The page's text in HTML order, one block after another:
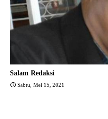
Salam Redaksi
Sabtu, Mei 15, 2021